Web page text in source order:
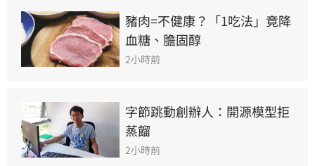
豬肉=不健康？「1吃法」竟降
血糖、膽固醇
2小時前
字節跳動創辦人：開源模型拒
蒸餾
2小時前